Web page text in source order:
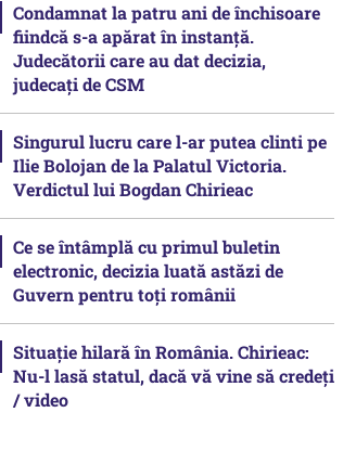
Condamnat la patru ani de închisoare
fiindcă s-a apărat în instanță.
Judecătorii care au dat decizia,
judecați de CSM
Singurul lucru care l-ar putea clinti pe
Ilie Bolojan de la Palatul Victoria.
Verdictul lui Bogdan Chirieac
Ce se întâmplă cu primul buletin
electronic, decizia luată astăzi de
Guvern pentru toți românii
Situație hilară în România. Chirieac:
Nu-l lasă statul, dacă vă vine să credeți
/ video